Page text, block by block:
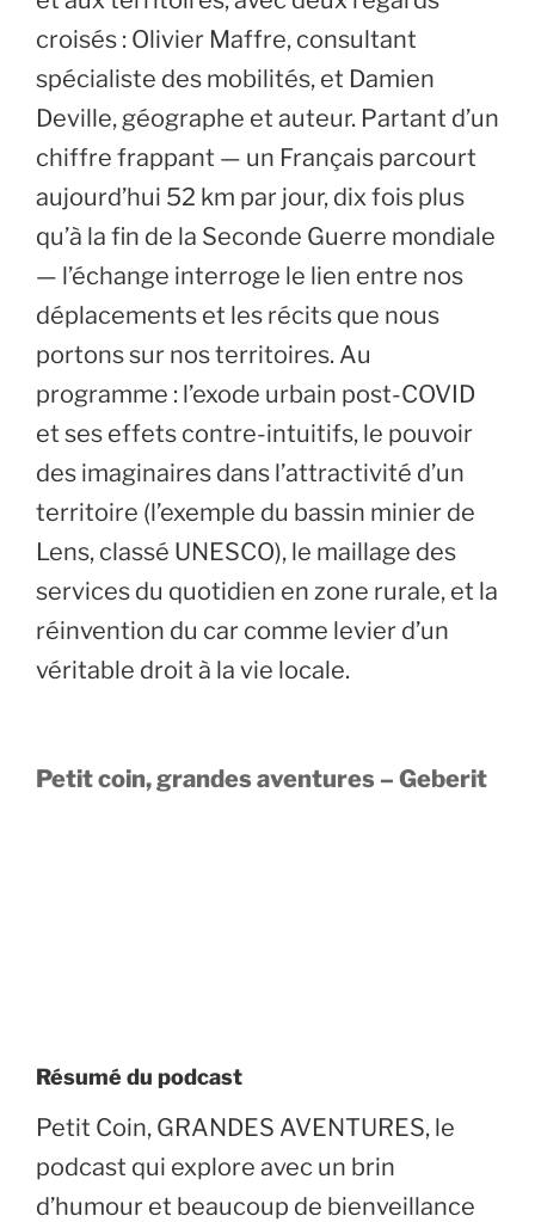
croisés : Olivier Maffre, consultant
spécialiste des mobilités, et Damien
Deville, géographe et auteur. Partant d’un
chiffre frappant — un Français parcourt
aujourd’hui 52 km par jour, dix fois plus
qu’à la fin de la Seconde Guerre mondiale
— l’échange interroge le lien entre nos
déplacements et les récits que nous
portons sur nos territoires. Au
programme : l’exode urbain post-COVID
et ses effets contre-intuitifs, le pouvoir
des imaginaires dans l’attractivité d’un
territoire (l’exemple du bassin minier de
Lens, classé UNESCO), le maillage des
services du quotidien en zone rurale, et la
réinvention du car comme levier d’un
véritable droit à la vie locale.
Petit coin, grandes aventures – Geberit
Résumé du podcast
Petit Coin, GRANDES AVENTURES, le
podcast qui explore avec un brin
d’humour et beaucoup de bienveillance